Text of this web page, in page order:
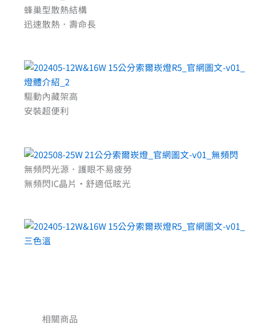
蜂巢型散熱結構
迅速散熱．壽命長
驅動內藏架高
安裝超便利
無頻閃光源．護眼不易疲勞
無頻閃IC晶片‧舒適低眩光
相關商品